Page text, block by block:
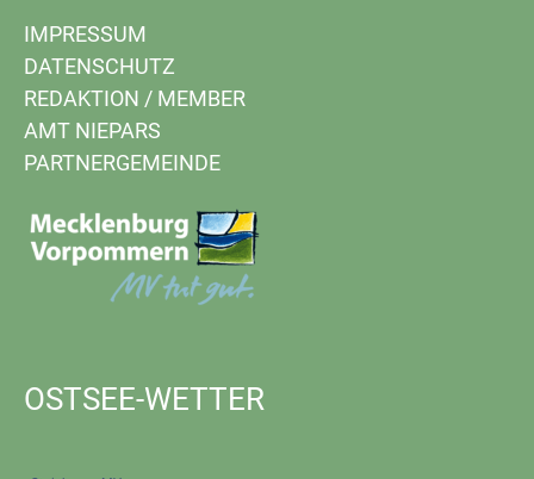
IMPRESSUM
DATENSCHUTZ
REDAKTION / MEMBER
AMT NIEPARS
PARTNERGEMEINDE
OSTSEE-WETTER